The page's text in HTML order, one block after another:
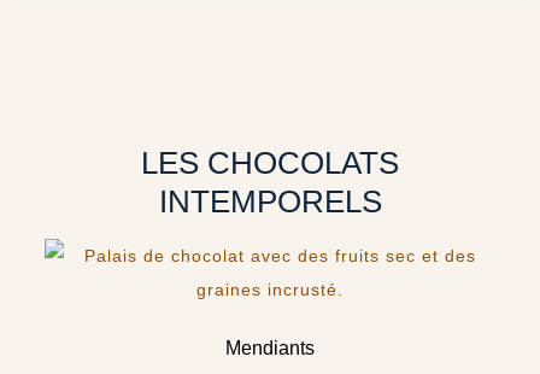
LES CHOCOLATS
INTEMPORELS
Mendiants